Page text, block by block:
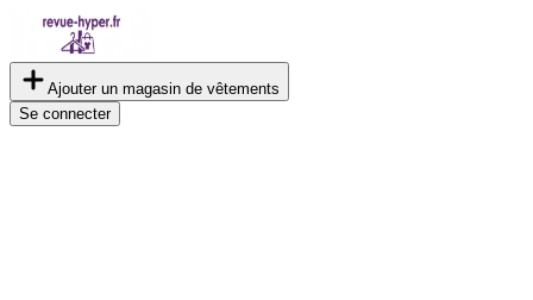
Ajouter un magasin de vêtements
Se connecter